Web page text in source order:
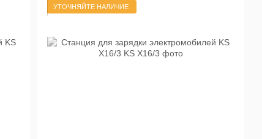
УТОЧНЯЙТЕ НАЛИЧИЕ